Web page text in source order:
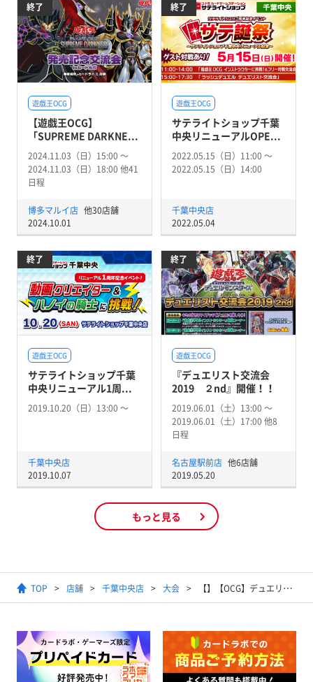
終了
遊戯王OCG
【遊戯王OCG】
「SUPREME DARKNE...
2024.11.03（日）15:00 〜
2024.11.03（日）18:00 他41
日程
博多マルイ店 他30店舗
2024.10.01
終了
遊戯王OCG
サテライトショップ千葉
中央リニューアルOPE...
2022.05.15（日）11:00 〜
2022.05.15（日）14:00
千葉中央店
2022.05.04
終了
遊戯王OCG
サテライトショップ千葉
中央リニューアル1周...
2019.10.20（日）13:00 〜
千葉中央店
2019.10.07
終了
遊戯王OCG
『デュエリスト交流会
2019 ２nd』開催！！
2019.06.01（土）13:00 〜
2019.06.01（土）17:00 他8
日程
名古屋駅前店 他6店舗
2019.05.20
もっと見る
TOP 店舗 千葉中央店 大会 【】【OCG】デュエリスト交流会